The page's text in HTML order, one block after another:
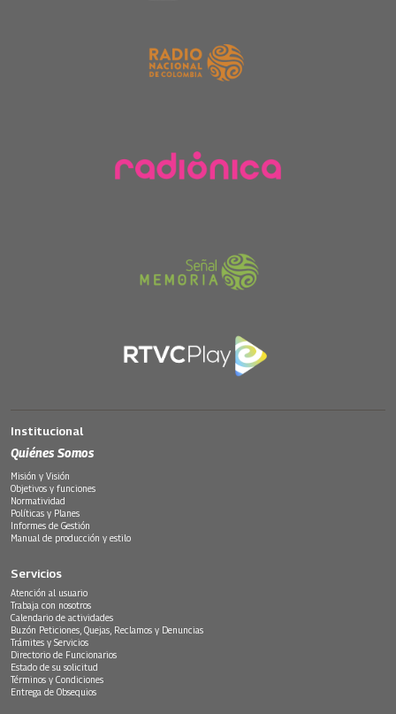
Institucional
Quiénes Somos
Misión y Visión
Objetivos y funciones
Normatividad
Políticas y Planes
Informes de Gestión
Manual de producción y estilo
Servicios
Atención al usuario
Trabaja con nosotros
Calendario de actividades
Buzón Peticiones, Quejas, Reclamos y Denuncias
Trámites y Servicios
Directorio de Funcionarios
Estado de su solicitud
Términos y Condiciones
Entrega de Obsequios